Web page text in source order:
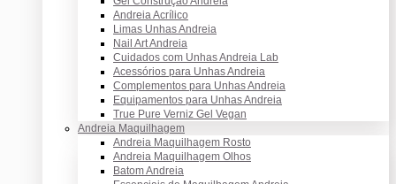
Andreia Acrílico
Limas Unhas Andreia
Nail Art Andreia
Cuidados com Unhas Andreia Lab
Acessórios para Unhas Andreia
Complementos para Unhas Andreia
Equipamentos para Unhas Andreia
True Pure Verniz Gel Vegan
Andreia Maquilhagem
Andreia Maquilhagem Rosto
Andreia Maquilhagem Olhos
Batom Andreia